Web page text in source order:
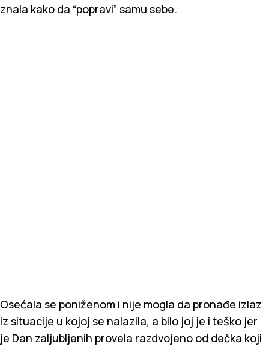
znala kako da “popravi” samu sebe.
Osećala se poniženom i nije mogla da pronađe izlaz
iz situacije u kojoj se nalazila, a bilo joj je i teško jer
je Dan zaljubljenih provela razdvojeno od dečka koji